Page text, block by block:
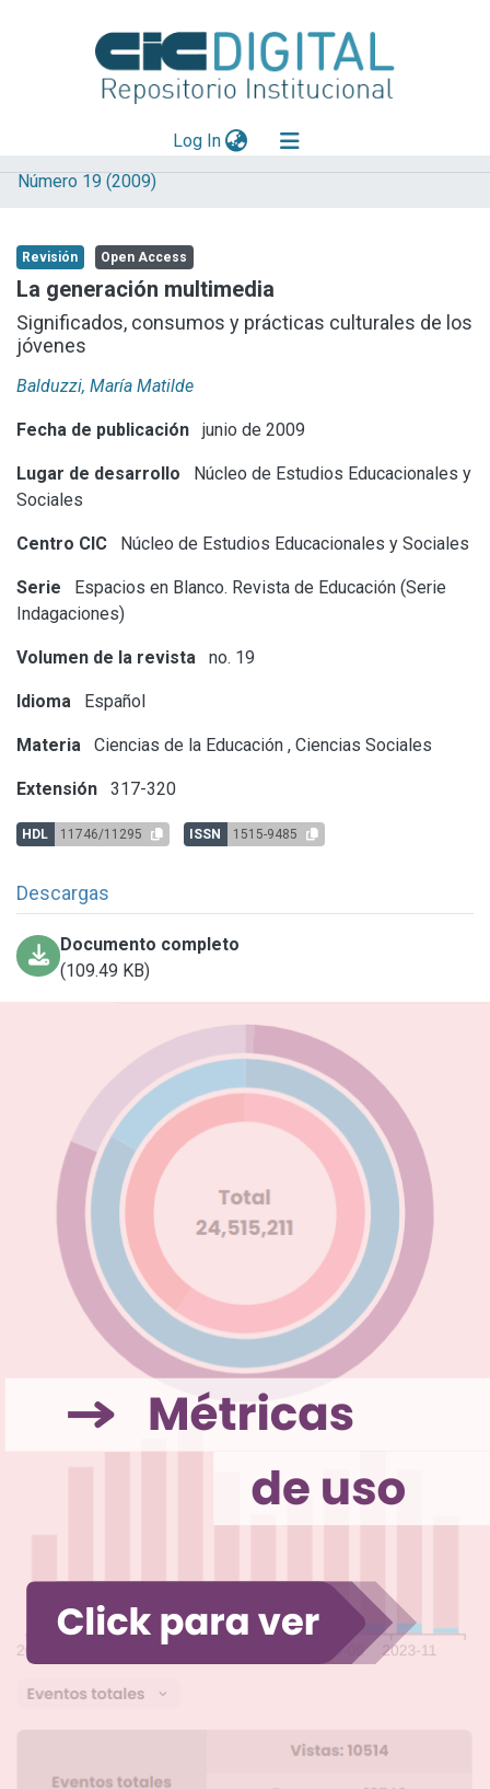
Log In(current)
Explorar
Aportar material
Statistics
Número 19 (2009)
Revisión Open Access
La generación multimedia
Significados, consumos y prácticas culturales de los
jóvenes
Balduzzi, María Matilde
Fecha de publicación junio de 2009
Lugar de desarrollo
Núcleo de Estudios Educacionales y
Sociales
Centro CIC Núcleo de Estudios Educacionales y Sociales
Serie
Espacios en Blanco. Revista de Educación (Serie
Indagaciones)
Volumen de la revista no. 19
Idioma Español
Materia Ciencias de la Educación , Ciencias Sociales
Extensión 317-320
HDL 11746/11295 ISSN 1515-9485
Descargas
Documento completo
(109.49 KB)